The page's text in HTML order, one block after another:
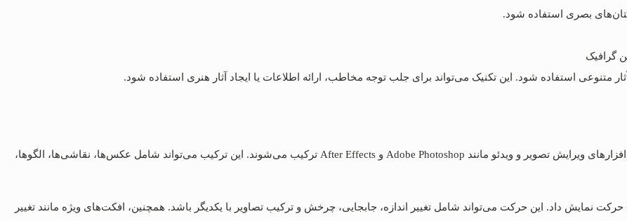
بصری استفاده شود.
متنوعی استفاده شود. این تکنیک می‌تواند برای جلب توجه مخاطب، ارائه اطلاعات یا ایجاد آثار هنری استفاده شود.
در یک کلاژ موشن، تصاویر و المان‌ها به صورت دستی یا با استفاده از نرم‌افزارهای ویرایش تصویر و ویدئو مانند Adobe Photoshop و After Effects ترکیب می‌شوند. این ترکیب می‌تواند شامل عکس‌ها، نقاشی‌ها، الگوها،
نمایش داد. این حرکت می‌تواند شامل تغییر اندازه، جابجایی، چرخش و ترکیب تصاویر با یکدیگر باشد. همچنین، افکت‌های ویژه مانند تغییر